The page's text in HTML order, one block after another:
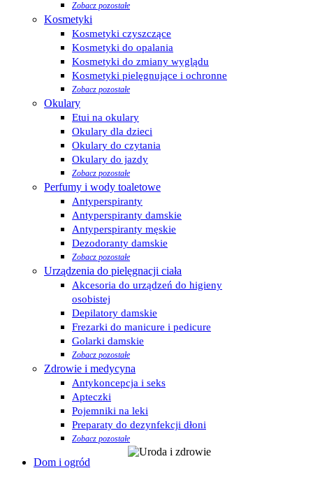
Zobacz pozostałe
Kosmetyki
Kosmetyki czyszczące
Kosmetyki do opalania
Kosmetyki do zmiany wyglądu
Kosmetyki pielęgnujące i ochronne
Zobacz pozostałe
Okulary
Etui na okulary
Okulary dla dzieci
Okulary do czytania
Okulary do jazdy
Zobacz pozostałe
Perfumy i wody toaletowe
Antyperspiranty
Antyperspiranty damskie
Antyperspiranty męskie
Dezodoranty damskie
Zobacz pozostałe
Urządzenia do pielęgnacji ciała
Akcesoria do urządzeń do higieny
osobistej
Depilatory damskie
Frezarki do manicure i pedicure
Golarki damskie
Zobacz pozostałe
Zdrowie i medycyna
Antykoncepcja i seks
Apteczki
Pojemniki na leki
Preparaty do dezynfekcji dłoni
Zobacz pozostałe
Dom i ogród